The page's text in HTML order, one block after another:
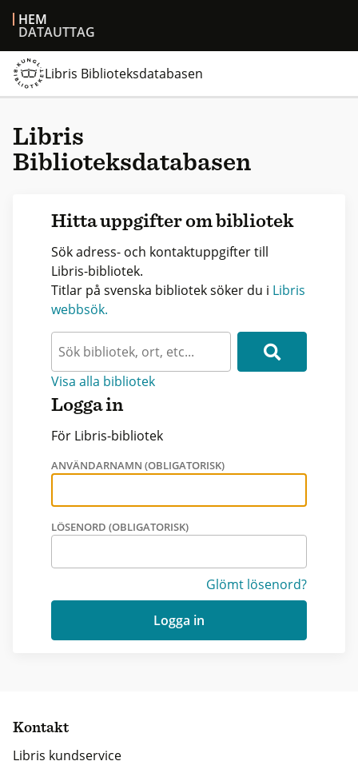
HEM
DATAUTTAG
Libris Biblioteksdatabasen
Libris
Biblioteksdatabasen
Hitta uppgifter om bibliotek
Sök adress- och kontaktuppgifter till
Libris-bibliotek.
Titlar på svenska bibliotek söker du i Libris
webbsök.
Visa alla bibliotek
Logga in
För Libris-bibliotek
ANVÄNDARNAMN (OBLIGATORISK)
LÖSENORD (OBLIGATORISK)
Glömt lösenord?
Logga in
Kontakt
Libris kundservice